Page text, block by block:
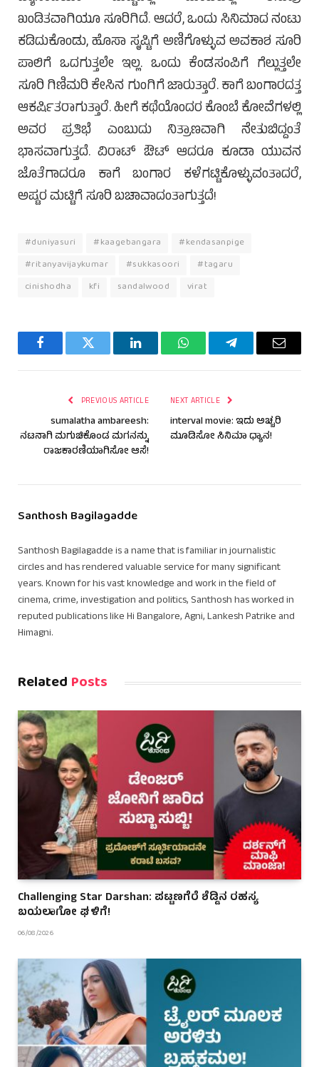
ಖಂಡಿತವಾಗಿಯೂ ಸೂರಿಗಿದೆ. ಆದರೆ, ಒಂದು ಸಿನಿಮಾದ ನಂಟು
ಕಡಿದುಕೊಂಡು, ಹೊಸಾ ಸೃಷ್ಟಿಗೆ ಅಣಿಗೊಳ್ಳುವ ಅವಕಾಶ ಸೂರಿ
ಪಾಲಿಗೆ ಒದಗುತ್ತಲೇ ಇಲ್ಲ. ಒಂದು ಕೆಂಡಸಂಪಿಗೆ ಗೆಲ್ಲುತ್ತಲೇ
ಸೂರಿ ಗಿಣಿಮರಿ ಕೇಸಿನ ಗುಂಗಿಗೆ ಜಾರುತ್ತಾರೆ. ಕಾಗೆ ಬಂಗಾರದತ್ತ
ಆಕರ್ಷಿತರಾಗುತ್ತಾರೆ. ಹೀಗೆ ಕಥೆಯೊಂದರ ಕೊಂಬೆ ಕೋವೆಗಳಲ್ಲಿ
ಅವರ ಪ್ರತಿಭೆ ಎಂಬುದು ನಿತ್ರಾಣವಾಗಿ ನೇತುಬಿದ್ದಂತೆ
ಭಾಸವಾಗುತ್ತದೆ. ವಿರಾಟ್ ಔಟ್ ಆದರೂ ಕೂಡಾ ಯುವನ
ಜೊತೆಗಾದರೂ ಕಾಗೆ ಬಂಗಾರ ಕಳೆಗಟ್ಟಿಕೊಳ್ಳುವಂತಾದರೆ,
ಅಷ್ಟರ ಮಟ್ಟಿಗೆ ಸೂರಿ ಬಚಾವಾದಂತಾಗುತ್ತದೆ!
#duniyasuri #kaagebangara
#kendasanpige
#ritanyavijaykumar
#sukkasoori
#tagaru
cinishodha
kfi sandalwood virat
FacebookTwitter LinkedInWhatsAppTelegramEmail
PREVIOUS ARTICLE
sumalatha ambareesh:
ನಟನಾಗಿ ಮಗುಚಿಕೊಂಡ ಮಗನನ್ನು
ರಾಜಕಾರಣಿಯಾಗಿಸೋ ಆಸೆ!
NEXT ARTICLE
interval movie: ಇದು ಅಚ್ಚರಿ
ಮೂಡಿಸೋ ಸಿನಿಮಾ ಧ್ಯಾನ!
Santhosh Bagilagadde
Santhosh Bagilagadde is a name that is familiar in journalistic
circles and has rendered valuable service for many significant
years. Known for his vast knowledge and work in the field of
cinema, crime, investigation and politics, Santhosh has worked in
reputed publications like Hi Bangalore, Agni, Lankesh Patrike and
Himagni.
Related Posts
Challenging Star Darshan: ಪಟ್ಟಣಗೆರೆ ಶೆಡ್ಡಿನ ರಹಸ್ಯ
ಬಯಲಾಗೋ ಘಳಿಗೆ!
06/08/2026